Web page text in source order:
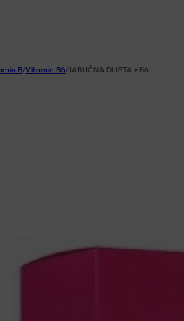
B/Vitamin B6/JABUČNA DIJETA + B6